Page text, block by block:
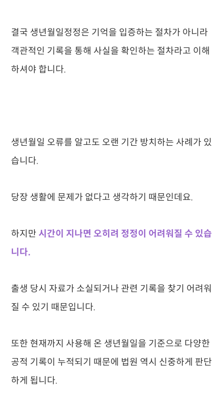
결국 생년월일정정은 기억을 입증하는 절차가 아니라
객관적인 기록을 통해 사실을 확인하는 절차라고 이해
하셔야 합니다.
생년월일 오류를 알고도 오랜 기간 방치하는 사례가 있
습니다.
당장 생활에 문제가 없다고 생각하기 때문인데요.
하지만 시간이 지나면 오히려 정정이 어려워질 수 있습
니다.
출생 당시 자료가 소실되거나 관련 기록을 찾기 어려워
질 수 있기 때문입니다.
또한 현재까지 사용해 온 생년월일을 기준으로 다양한
공적 기록이 누적되기 때문에 법원 역시 신중하게 판단
하게 됩니다.